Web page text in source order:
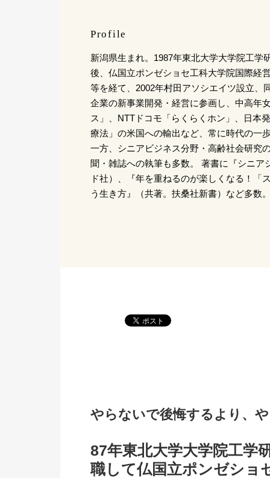
Profile
新潟県生まれ。1987年東北大学大学院工学
後、仏国立ポンゼショセ工科大学院国際経
等を経て、2002年村田アソシエイツ設立、
企業の新事業開発・経営に参画し、中高年
ス」、NTTドコモ「らくらくホン」、日本
療法」の米国への輸出など、常に時代の一
一方、シニアビジネス分野・高齢社会研究
聞・雑誌への執筆も多数。 著書に『シニア
ド社）、『年を重ねるのが楽しくなる！「
う生き方』（共著。扶桑社新書）など多数
やらないで後悔するより、
87年東北大学大学院工学
職して仏国立ポンゼショ